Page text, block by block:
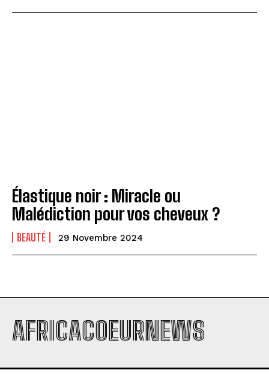
Élastique noir : Miracle ou
Malédiction pour vos cheveux ?
BEAUTÉ 29 Novembre 2024
AFRICACOEURNEWS